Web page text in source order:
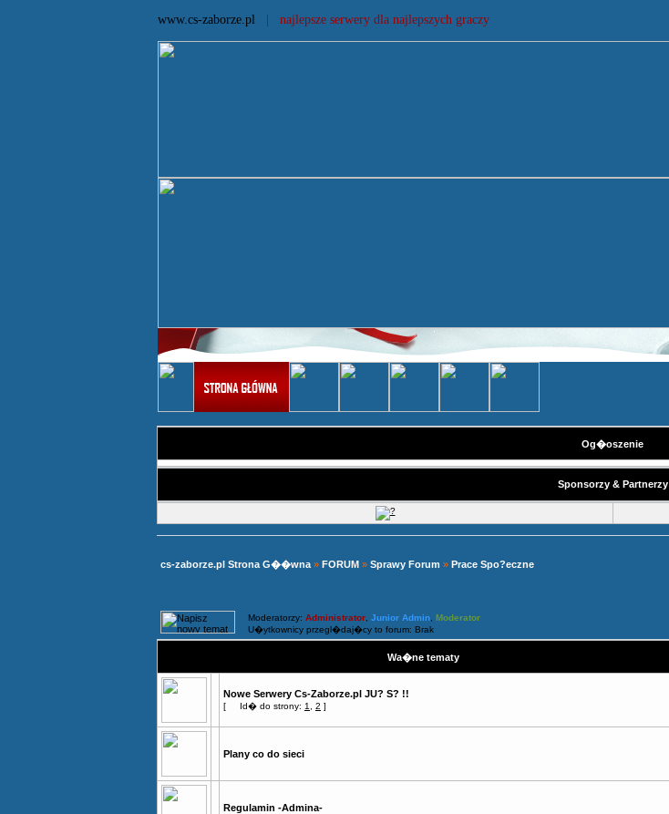
www.cs-zaborze.pl | najlepsze serwery dla najlepszych graczy
Og�oszenie
Sponsorzy & Partnerzy
cs-zaborze.pl Strona G��wna » FORUM » Sprawy Forum » Prace Spo?eczne
Moderatorzy: Administrator Junior Admin Moderator
U�ytkownicy przegl�daj�cy to forum: Brak
Wa�ne tematy
Nowe Serwery Cs-Zaborze.pl JU? S? !!
[ Id� do strony: 1 2 ]
Plany co do sieci
Regulamin -Admina-